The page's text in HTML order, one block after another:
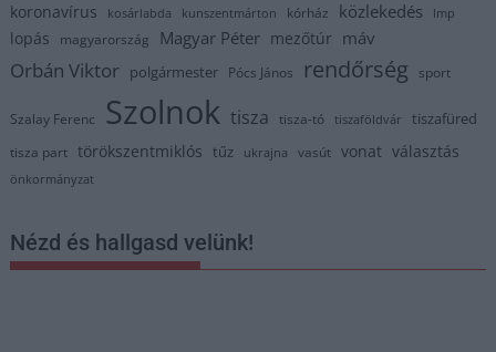
koronavírus kosárlabda kunszentmárton kórház közlekedés lmp
lopás magyarország Magyar Péter mezőtúr máv
Orbán Viktor polgármester Pócs János rendőrség sport
Szalay Ferenc Szolnok tisza tisza-tó tiszaföldvár tiszafüred
tisza part törökszentmiklós tűz ukrajna vasút vonat választás
önkormányzat
Nézd és hallgasd velünk!